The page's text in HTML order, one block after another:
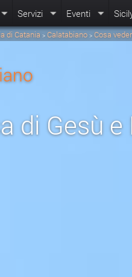
Servizi Eventi
di Catania > Calatabiano > Cosa
di Gesù